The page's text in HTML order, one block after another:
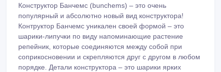
Конструктор Банчемс (bunchems) – это очень
популярный и абсолютно новый вид конструктора!
Контруктор Банчемс уникален своей формой – это
шарики-липучки по виду напоминающие растение
репейник, которые соединяются между собой при
соприкосновении и скрепляются друг с другом в любом
порядке. Детали конструктора – это шарики ярких